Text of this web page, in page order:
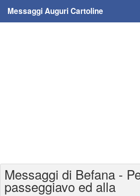
Messaggi Auguri Cartoline
Cartoline auguri anni
Messaggi di Befana -
passeggiavo ed alla